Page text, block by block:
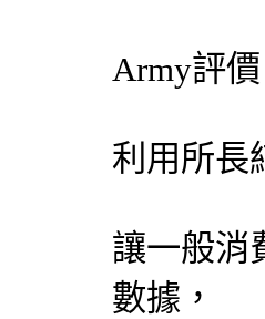
Army評價
利用所長
讓一般消
數據，